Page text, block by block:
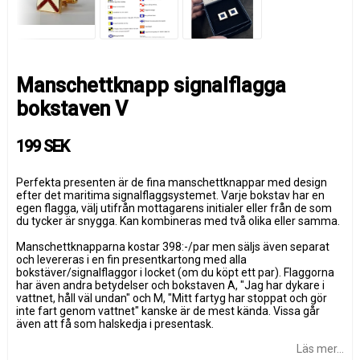
Manschettknapp signalflagga
bokstaven V
199 SEK
Perfekta presenten är de fina manschettknappar med design
efter det maritima signalflaggsystemet. Varje bokstav har en
egen flagga, välj utifrån mottagarens initialer eller från de som
du tycker är snygga. Kan kombineras med två olika eller samma.
Manschettknapparna kostar 398:-/par men säljs även separat
och levereras i en fin presentkartong med alla
bokstäver/signalflaggor i locket (om du köpt ett par). Flaggorna
har även andra betydelser och bokstaven A, "Jag har dykare i
vattnet, håll väl undan" och M, "Mitt fartyg har stoppat och gör
inte fart genom vattnet" kanske är de mest kända. Vissa går
även att få som halskedja i presentask.
Läs mer...